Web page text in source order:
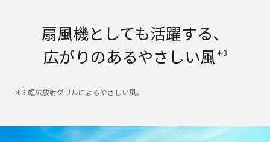
扇風機としても活躍する、
広がりのあるやさしい風＊3
＊3 幅広放射グリルによるやさしい風。